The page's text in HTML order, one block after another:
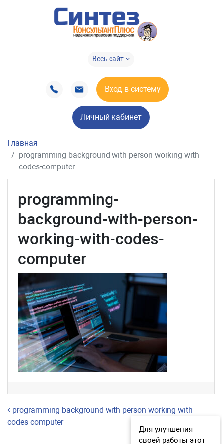
Весь сайт
Вход в систему
Личный кабинет
Главная
programming-background-with-person-working-with-
codes-computer
programming-
background-with-person-
working-with-codes-
computer
Навигация по записям
programming-background-with-person-working-with-
codes-computer
Для улучшения
своей работы этот